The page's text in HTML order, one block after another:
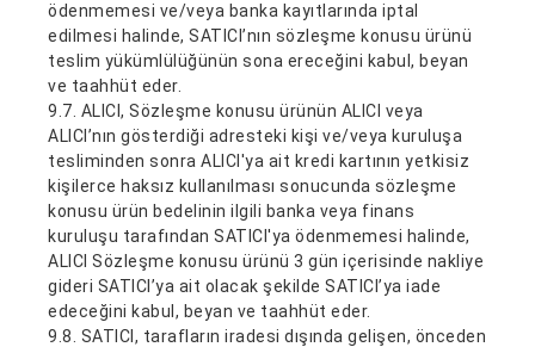
ödenmemesi ve/veya banka kayıtlarında iptal
edilmesi halinde, SATICI’nın sözleşme konusu ürünü
teslim yükümlülüğünün sona ereceğini kabul, beyan
ve taahhüt eder.
9.7. ALICI, Sözleşme konusu ürünün ALICI veya
ALICI’nın gösterdiği adresteki kişi ve/veya kuruluşa
tesliminden sonra ALICI'ya ait kredi kartının yetkisiz
kişilerce haksız kullanılması sonucunda sözleşme
konusu ürün bedelinin ilgili banka veya finans
kuruluşu tarafından SATICI'ya ödenmemesi halinde,
ALICI Sözleşme konusu ürünü 3 gün içerisinde nakliye
gideri SATICI’ya ait olacak şekilde SATICI’ya iade
edeceğini kabul, beyan ve taahhüt eder.
9.8. SATICI, tarafların iradesi dışında gelişen, önceden